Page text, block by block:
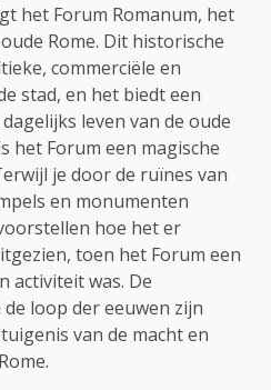
het Forum Romanum, het
Rome. Dit historische
commerciële en
stad, en het biedt een
leven van de oude
het Forum een magische
je door de ruïnes van
en monumenten
hoe het er
toen het Forum een
activiteit was. De
loop der eeuwen zijn
van de macht en